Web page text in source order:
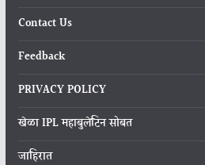
Contact Us
Feedback
PRIVACY POLICY
खेळा IPL महाबुलेटिन सोबत
जाहिरात